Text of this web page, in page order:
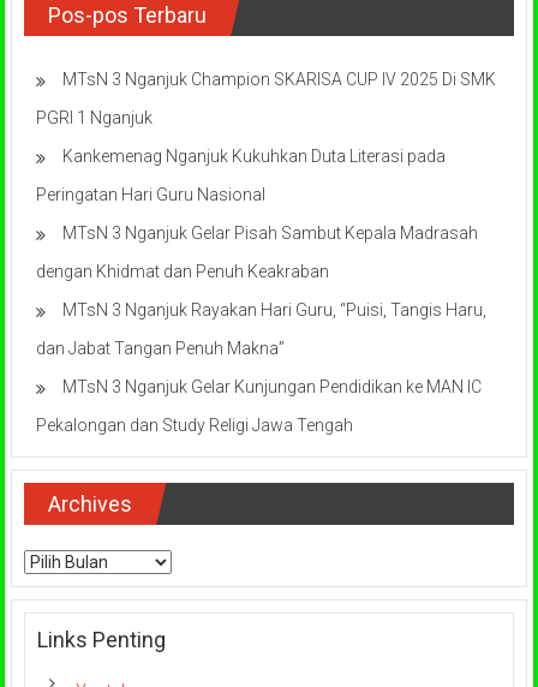
Pos-pos Terbaru
MTsN 3 Nganjuk Champion SKARISA CUP IV 2025 Di SMK
PGRI 1 Nganjuk
Kankemenag Nganjuk Kukuhkan Duta Literasi pada
Peringatan Hari Guru Nasional
MTsN 3 Nganjuk Gelar Pisah Sambut Kepala Madrasah
dengan Khidmat dan Penuh Keakraban
MTsN 3 Nganjuk Rayakan Hari Guru, “Puisi, Tangis Haru,
dan Jabat Tangan Penuh Makna”
MTsN 3 Nganjuk Gelar Kunjungan Pendidikan ke MAN IC
Pekalongan dan Study Religi Jawa Tengah
Archives
Archives
Links Penting